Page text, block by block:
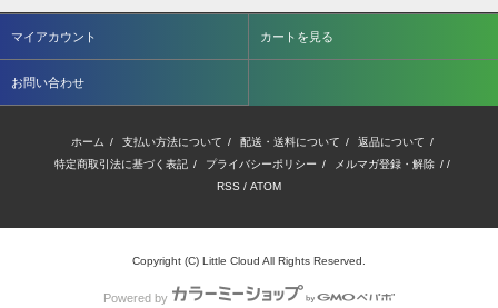
マイアカウント カートを見る
お問い合わせ
ホーム / 支払い方法について / 配送・送料について / 返品について /
特定商取引法に基づく表記 / プライバシーポリシー / メルマガ登録・解除 / /
RSS / ATOM
Copyright (C) Little Cloud All Rights Reserved.
Powered by